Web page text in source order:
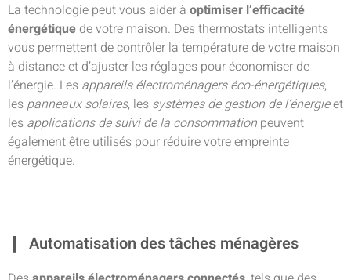
La technologie peut vous aider à optimiser l’efficacité
énergétique de votre maison. Des thermostats intelligents
vous permettent de contrôler la température de votre maison
à distance et d’ajuster les réglages pour économiser de
l’énergie. Les appareils électroménagers éco-énergétiques,
lespanneaux solaires, les systèmes de gestion de l’énergieet
les applications de suivi de la consommation peuvent
également être utilisés pour réduire votre empreinte
énergétique.
Automatisation des tâches ménagères